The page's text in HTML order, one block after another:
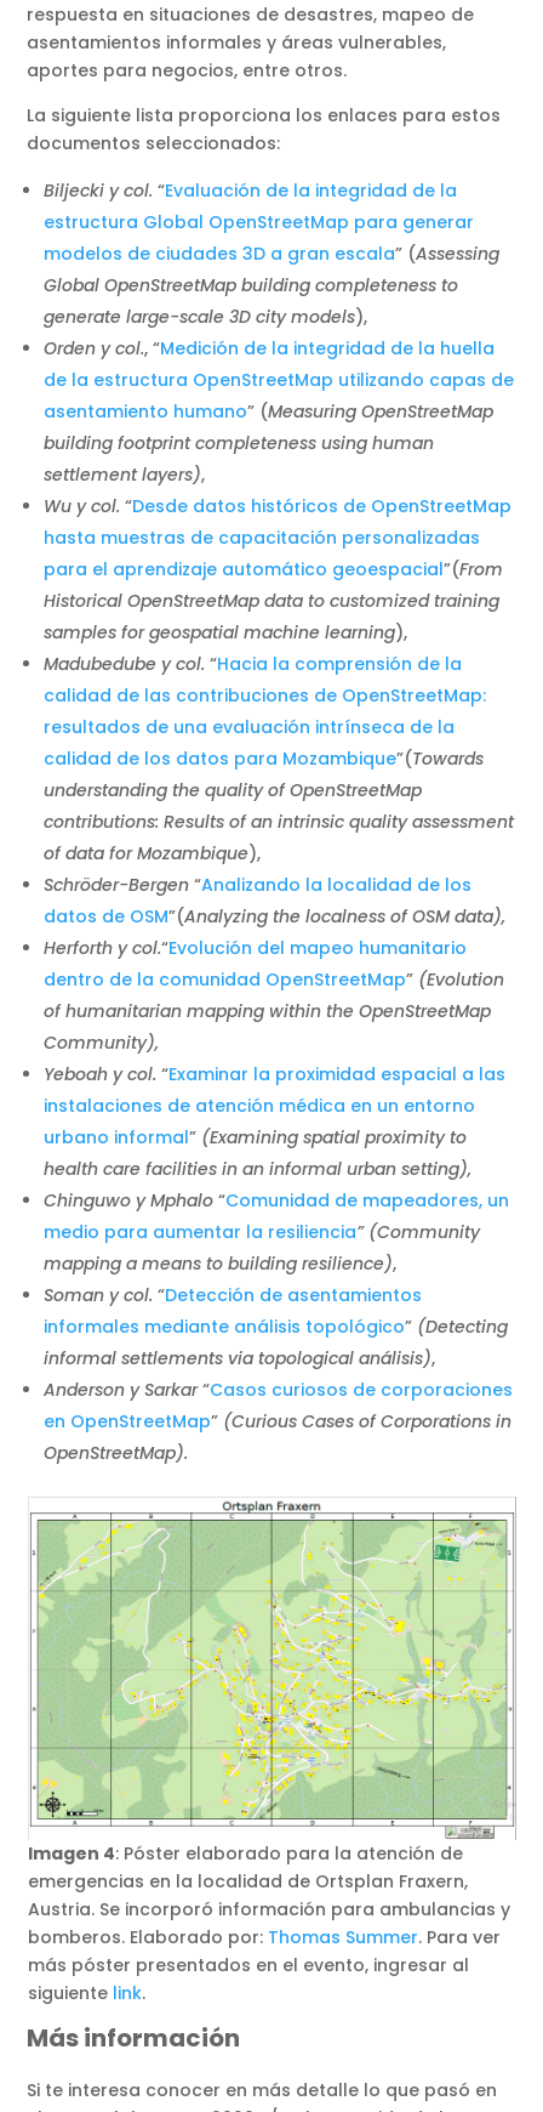
respuesta en situaciones de desastres, mapeo de
asentamientos informales y áreas vulnerables,
aportes para negocios, entre otros.
La siguiente lista proporciona los enlaces para estos
documentos seleccionados:
Biljecki y col. “Evaluación de la integridad de la
estructura Global OpenStreetMap para generar
modelos de ciudades 3D a gran escala” (Assessing
Global OpenStreetMap building completeness to
generate large-scale 3D city models),
Orden y col., “Medición de la integridad de la huella
de la estructura OpenStreetMap utilizando capas de
asentamiento humano” (Measuring OpenStreetMap
building footprint completeness using human
settlement layers),
Wu y col. “Desde datos históricos de OpenStreetMap
hasta muestras de capacitación personalizadas
para el aprendizaje automático geoespacial”(From
Historical OpenStreetMap data to customized training
samples for geospatial machine learning),
Madubedube y col. “Hacia la comprensión de la
calidad de las contribuciones de OpenStreetMap:
resultados de una evaluación intrínseca de la
calidad de los datos para Mozambique”(Towards
understanding the quality of OpenStreetMap
contributions: Results of an intrinsic quality assessment
of data for Mozambique),
Schröder-Bergen“Analizando la localidad de los
datos de OSM”(Analyzing the localness of OSM data),
Herforth y col.“Evolución del mapeo humanitario
dentro de la comunidad OpenStreetMap” (Evolution
of humanitarian mapping within the OpenStreetMap
Community),
Yeboah y col. “Examinar la proximidad espacial a las
instalaciones de atención médica en un entorno
urbano informal” (Examining spatial proximity to
health care facilities in an informal urban setting),
Chinguwo y Mphalo “Comunidad de mapeadores, un
medio para aumentar la resiliencia” (Community
mapping a means to building resilience),
Soman y col. “Detección de asentamientos
informales mediante análisis topológico” (Detecting
informal settlements via topological análisis),
Anderson y Sarkar“Casos curiosos de corporaciones
en OpenStreetMap” (Curious Cases of Corporations in
OpenStreetMap).
Imagen 4: Póster elaborado para la atención de
emergencias en la localidad de Ortsplan Fraxern,
Austria. Se incorporó información para ambulancias y
bomberos. Elaborado por: Thomas Summer. Para ver
más póster presentados en el evento, ingresar al
siguiente link.
Más información
Si te interesa conocer en más detalle lo que pasó en